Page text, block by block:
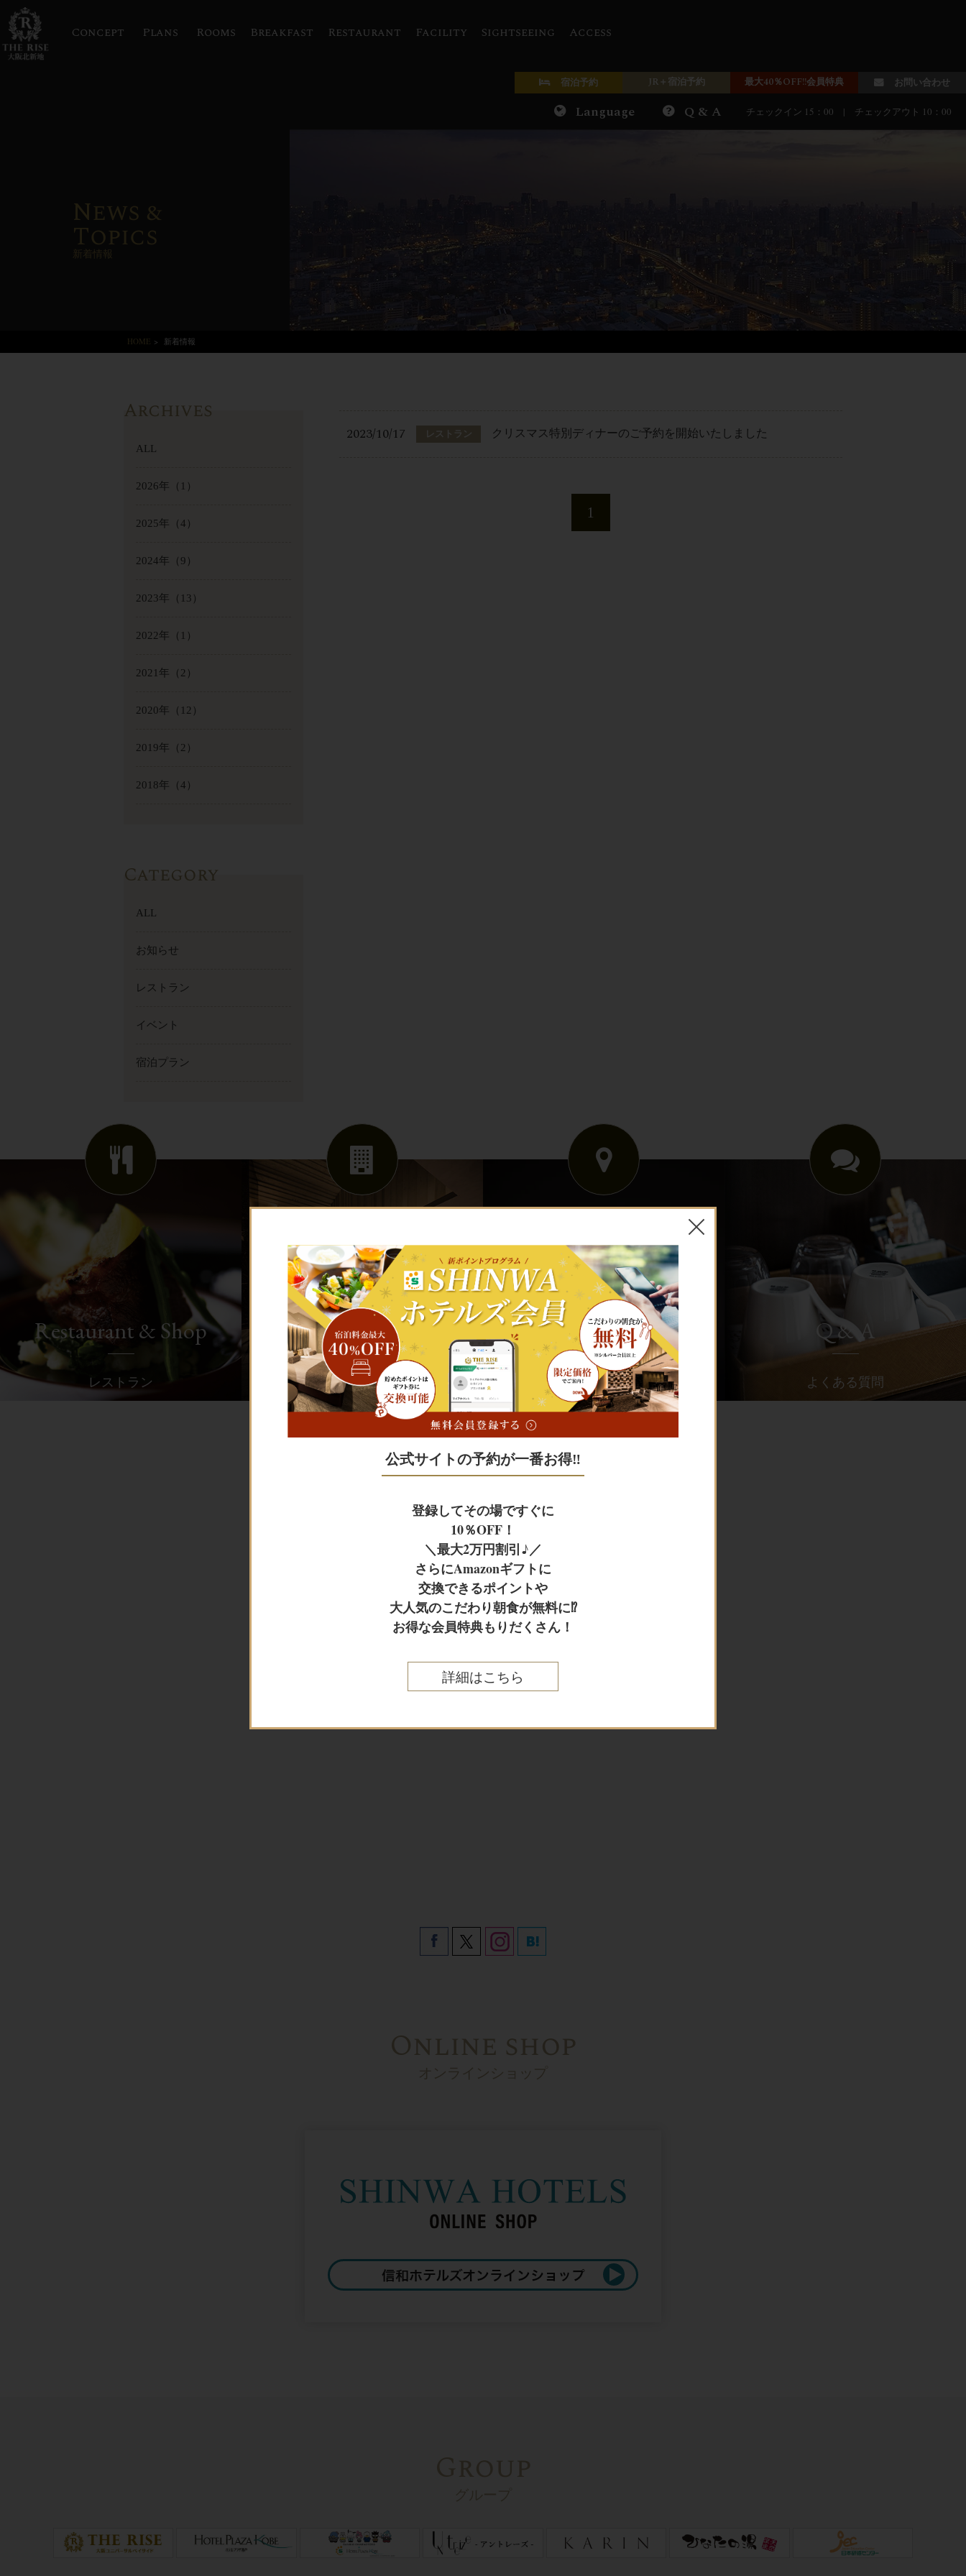
Concept Plans Rooms Breakfast Restaurant Facility Sightseeing Access
宿泊予約 JR＋宿泊予約 最大40％OFF!!会員特典 お問い合わせ
Language Q & A チェックイン 15：00 | チェックアウト 10：00
News &
Topics
新着情報
HOME > 新着情報
2023/10/17 レストラン クリスマス特別ディナーのご予約を開始いたしました
1
Archives
ALL
2026年 （1）
2025年 （4）
2024年 （9）
2023年 （13）
2022年 （1）
2021年 （2）
2020年 （12）
2019年 （2）
2018年 （4）
Category
ALL
お知らせ
レストラン
イベント
宿泊プラン
Restaurant & Shop
レストラン
Facility
施設案内
Access
アクセス
Q & A
よくある質問
Facebook
フェイスブック
Online shop
オンラインショップ
宿泊予約
宿泊予約
JR+宿泊
レンタカー+宿泊
航空券＋宿泊
公式サイトの予約が一番お得‼
登録してその場ですぐに
10％OFF！
＼最大2万円割引♪／
さらにAmazonギフトに
交換できるポイントや
大人気のこだわり朝食が無料に⁉
お得な会員特典もりだくさん！
詳細はこちら